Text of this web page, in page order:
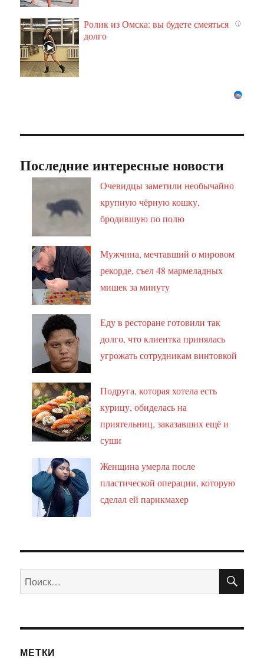
i
Ролик из Омска: вы будете смеяться
долго
Последние интересные новости
Очевидцы заметили необычайно
крупную чёрную кошку,
бродившую по полю
Мужчина, мечтавший о мировом
рекорде, съел 48 мармеладных
мишек за минуту
Еду в ресторане готовили так
долго, что клиентка принялась
угрожать сотрудникам винтовкой
Подруга, которая хотела есть
курицу, обиделась на
приятельниц, заказавших ещё и
суши
Женщина умерла после
пластической операции, которую
сделал ей парикмахер
Искать:
МЕТКИ